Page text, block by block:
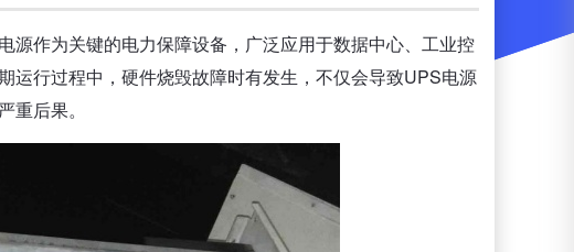
源作为关键的电力保障设备，广泛应用于数据中心、工业控
运行过程中，硬件烧毁故障时有发生，不仅会导致UPS电源
后果。